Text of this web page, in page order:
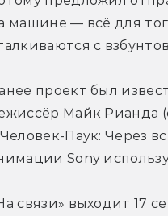
машине — всё для
с
проект был
Майк Рианда
Паук: Через
Sony
связи» выходит 17